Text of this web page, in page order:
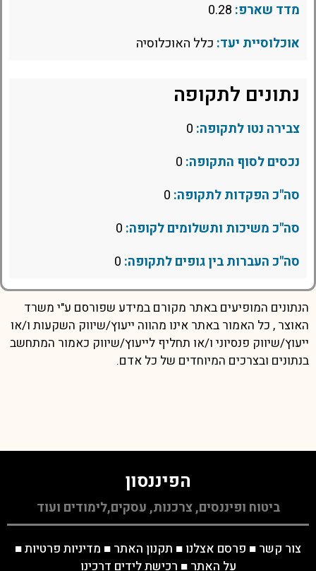
מדד שארפ:
אוכלוסיית יעד: כלל האוכלוסיה
נתונים לתקופה
צבירה נטו לתקופה:
נכסים לסוף התקופה:
סה"כ הפקדות לתקופה:
סה"כ משיכות ותשלומים לקופה:
סה"כ העברות בין גופים לתקופה:
הנתונים המופיעים באתר מקורם במידע שפורסם ע"י משרד
האוצר , כל האמור באתר אינו מהווה ייעוץ/שיווק השקעות ו/או
ייעוץ/שיווק פנסיוני ו/או תחליף לייעוץ/שיווק כאמור המתחשב
בנתונים ובצרכים המיוחדים של כל אדם.
הפיננסון
ביטוח ופיננסים, צרכנות, עסקים,לימודים ועוד
צור קשר ■ פרסם אצלנו ■ תקנון האתר ■ מדיניות פרטיות■
על האתר ■ רכישת לידים דרכינו